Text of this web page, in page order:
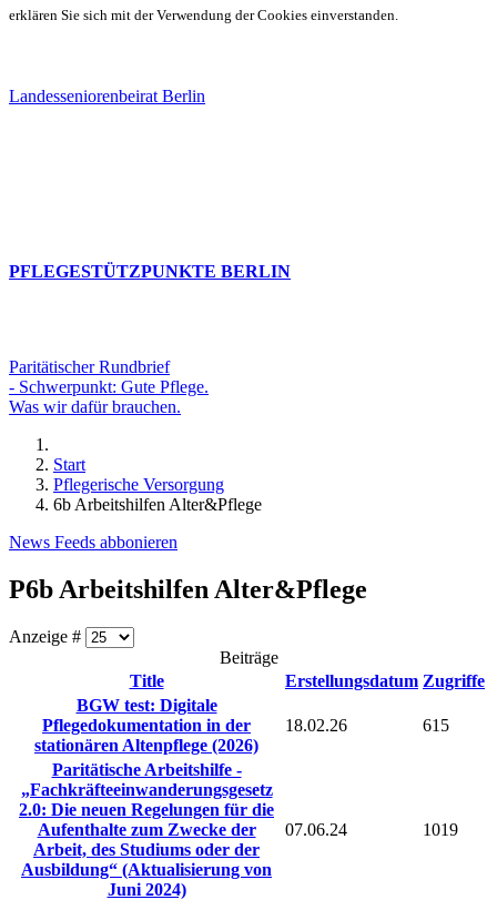
erklären Sie sich mit der Verwendung der Cookies einverstanden.
Landesseniorenbeirat Berlin
PFLEGESTÜTZPUNKTE BERLIN
Paritätischer Rundbrief
- Schwerpunkt: Gute Pflege.
Was wir dafür brauchen.
Start
Pflegerische Versorgung
6b Arbeitshilfen Alter&Pflege
News Feeds abbonieren
P6b Arbeitshilfen Alter&Pflege
Anzeige #
Beiträge
Title
Erstellungsdatum Zugriffe
BGW test: Digitale
Pflegedokumentation in der
stationären Altenpflege (2026)
18.02.26 615
Paritätische Arbeitshilfe -
„Fachkräfteeinwanderungsgesetz
2.0: Die neuen Regelungen für die
Aufenthalte zum Zwecke der
Arbeit, des Studiums oder der
Ausbildung“ (Aktualisierung von
Juni 2024)
07.06.24 1019